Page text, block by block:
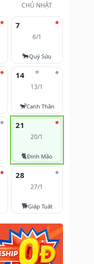
CHỦ NHẬT
7
6/1
🐂Quý Sửu
⭐
14
13/1
🐒Canh Thân
21
20/1
🐈Đinh Mão
28
27/1
🐕Giáp Tuất